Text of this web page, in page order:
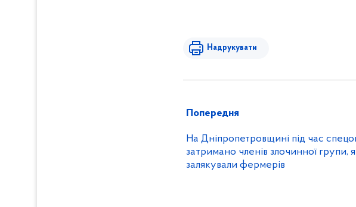
Надрукувати
Попередня
На Дніпропетровщині під час
затримано членів злочинної групи,
залякували фермерів